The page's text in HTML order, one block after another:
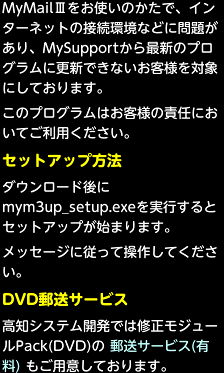
MyMailⅢをお使いのかたで、イン
ターネットの接続環境などに問題が
あり、MySupportから最新のプロ
グラムに更新できないお客様を対象
にしております。
このプログラムはお客様の責任にお
いてご利用ください。
セットアップ方法
ダウンロード後に
mym3up_setup.exeを実行すると
セットアップが始まります。
メッセージに従って操作してくださ
い。
DVD郵送サービス
高知システム開発では修正モジュー
ルPack(DVD)の 郵送サービス(有
料) もご用意しております。